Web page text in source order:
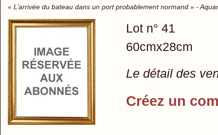
« L’arrivée du bateau dans un port probablement normand » -
Lot n° 41
60cmx28cm
Le détail des
Créez un